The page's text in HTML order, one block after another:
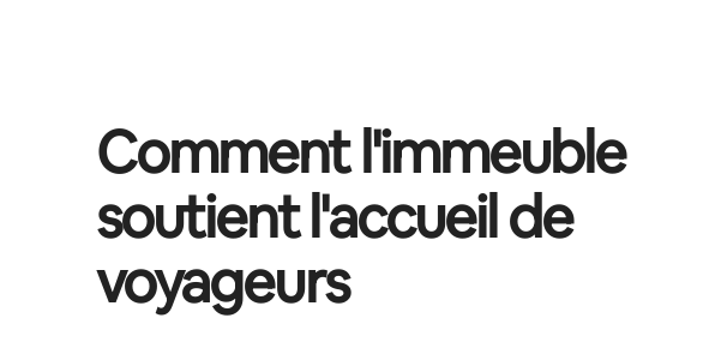
Comment l'immeuble
soutient l'accueil de
voyageurs